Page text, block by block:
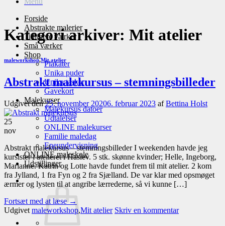
Forside
Abstrakte malerier
Tidligere værker
Små værker
Shop
Plakater
Unika puder
Unika tasker
Gavekort
Malekurser
Malekursus datoer
Udtalelser
ONLINE malekurser
Familie maledag
Eneundervisning
ONLINE maleskole
Udstillinger
Kategori arkiver: Mit atelier
maleworkshop,Mit atelier
Abstrakt malekursus – stemningsbilleder
Udgivet den25. november 20206. februar 2023 afBettina Holst
25
nov
Abstrakt malekursus – stemningsbilleder I weekenden havde jeg
kursister i atelieret i Haslev. 5 stk. skønne kvinder; Helle, Ingeborg,
Marianne. Katrin og Lotte havde fundet frem til mit atelier. 2 kom
fra Jylland, 1 fra Fyn og 2 fra Sjælland. De var klar med opsmøget
ærmer og lysten til at angribe lærrederne, så vi kunne […]
Fortsæt med at læse→
Udgivet maleworkshop,Mit atelier Skriv en kommentar